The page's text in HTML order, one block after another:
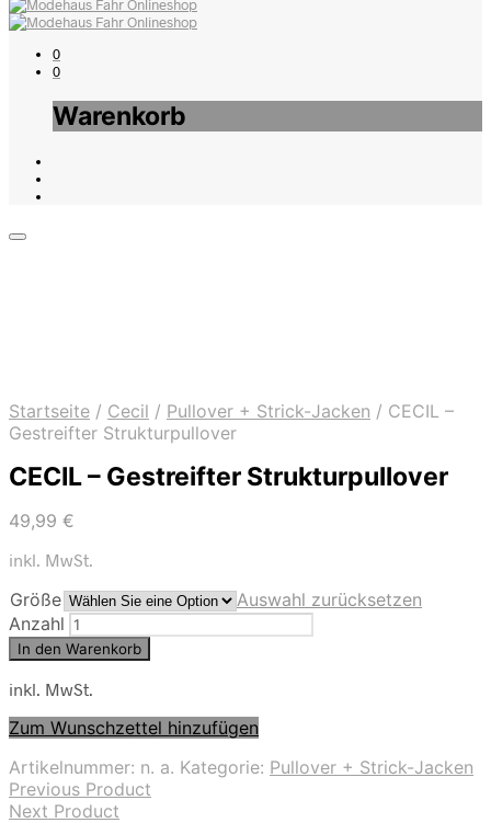
0
0
Warenkorb
Startseite / Cecil / Pullover + Strick-Jacken / CECIL –
Gestreifter Strukturpullover
CECIL – Gestreifter Strukturpullover
49,99 €
inkl. MwSt.
Größe
Auswahl zurücksetzen
Anzahl
In den Warenkorb
inkl. MwSt.
Zum Wunschzettel hinzufügen
Artikelnummer: n. a. Kategorie: Pullover + Strick-Jacken
Previous Product
Next Product